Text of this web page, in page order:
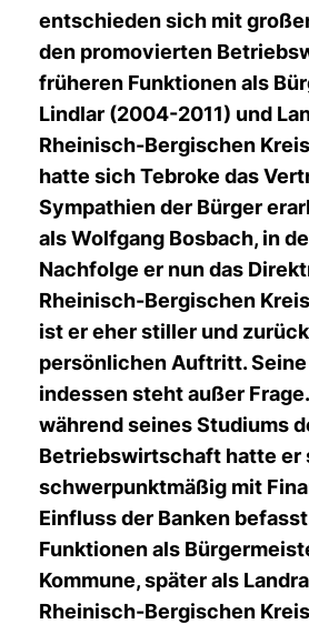
entschieden sich mit
den promovierten
früheren Funktionen als
Lindlar (2004-2011) und
Rheinisch-Bergischen
hatte sich Tebroke das
Sympathien der Bürger
als Wolfgang Bosbach, in
Nachfolge er nun das
Rheinisch-Bergischen
ist er eher stiller und
persönlichen Auftritt.
indessen steht außer
während seines Studiums
Betriebswirtschaft hatte er
schwerpunktmäßig mit
Einfluss der Banken
Funktionen als
Kommune, später als
Rheinisch-Bergischen